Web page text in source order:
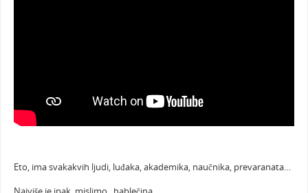
Eto, ima svakakvih ljudi, luđaka, akademika, naučnika, prevaranata…